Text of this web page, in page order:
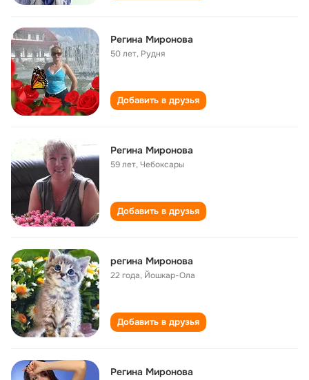
Регина Миронова
50 лет, Рудня
Добавить в друзья
Регина Миронова
59 лет,Чебоксары
Добавить в друзья
регина Миронова
22 года, Йошкар-Ола
Добавить в друзья
Регина Миронова